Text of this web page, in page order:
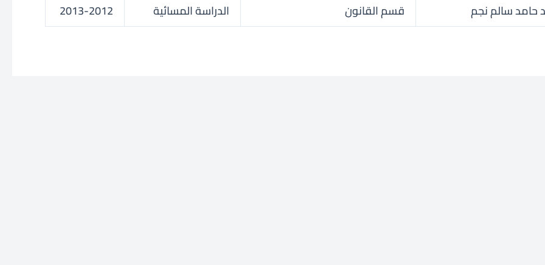
حامد سالم نجم
قسم القانون الدراسة المسائية 2013-2012